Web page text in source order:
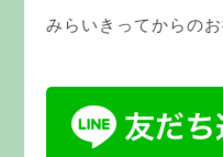
みらいきってからの